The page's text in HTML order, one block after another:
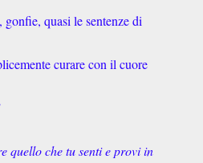
quasi le sentenze di
curare con il cuore
quello che tu senti e provi in